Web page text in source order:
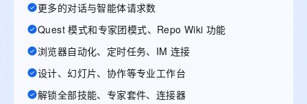
更多的对话与智能体请求数
Quest 模式和专家团模式、Repo Wiki 功能
浏览器自动化、定时任务、IM 连接
设计、幻灯片、协作等专业工作台
解锁全部技能、专家套件、连接器